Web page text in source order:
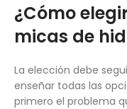
¿Cómo
micas de
La elección debe
enseñar todas las
primero el problema